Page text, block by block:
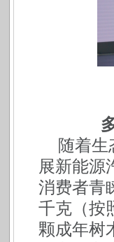
随着生
展新能源
消费者青
千克（按
颗成年树